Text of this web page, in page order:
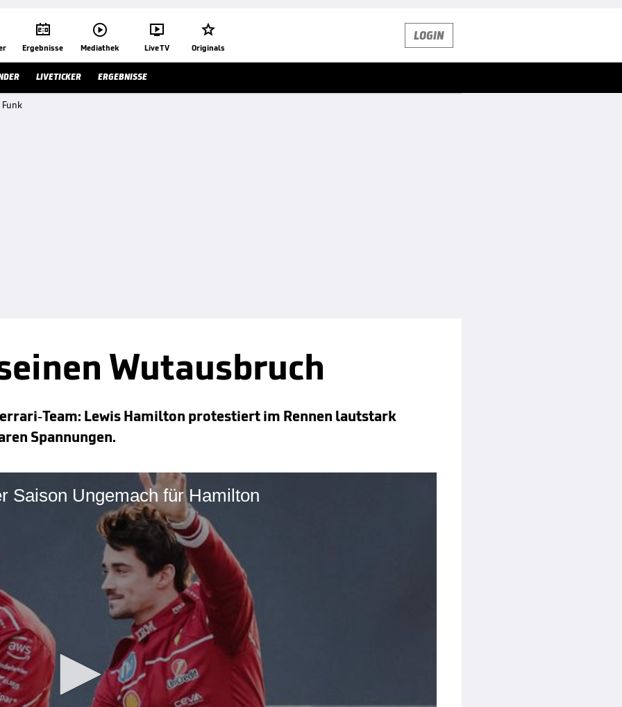

Ergebnisse

Mediathek

Live TV

Originals
LOGIN
LIVETICKER ERGEBNISSE
Wutausbruch
Team: Lewis Hamilton protestiert im Rennen lautstark
Spannungen.
Saison Ungemach für Hamilton